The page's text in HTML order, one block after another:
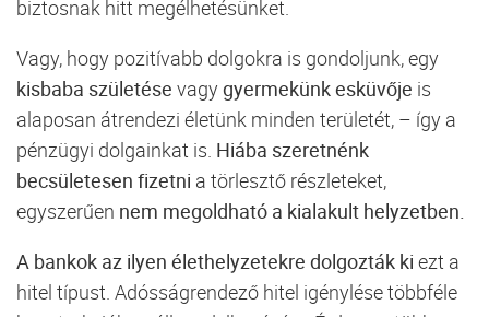
biztosnak hitt megélhetésünket.
Vagy, hogy pozitívabb dolgokra is gondoljunk, egy
kisbaba születése vagygyermekünk esküvője is
alaposan átrendezi életünk minden területét, – így a
pénzügyi dolgainkat is. Hiába szeretnénk
becsületesen fizetni a törlesztő részleteket,
egyszerűen nem megoldható a kialakult helyzetben.
A bankok az ilyen élethelyzetekre dolgozták ki ezt a
hitel típust. Adósságrendező hitel igénylése többféle